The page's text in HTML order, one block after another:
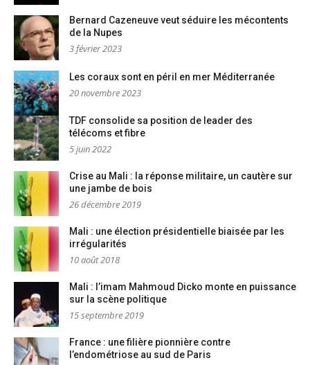
Bernard Cazeneuve veut séduire les mécontents
de la Nupes
3 février 2023
Les coraux sont en péril en mer Méditerranée
20 novembre 2023
TDF consolide sa position de leader des
télécoms et fibre
5 juin 2022
Crise au Mali : la réponse militaire, un cautère sur
une jambe de bois
26 décembre 2019
Mali : une élection présidentielle biaisée par les
irrégularités
10 août 2018
Mali : l’imam Mahmoud Dicko monte en puissance
sur la scène politique
15 septembre 2019
France : une filière pionnière contre
l’endométriose au sud de Paris